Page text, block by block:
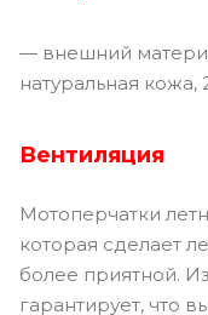
— внешний
натуральная кожа,
Вентиляция
Мотоперчатки
которая сделает
более приятной.
гарантирует, что